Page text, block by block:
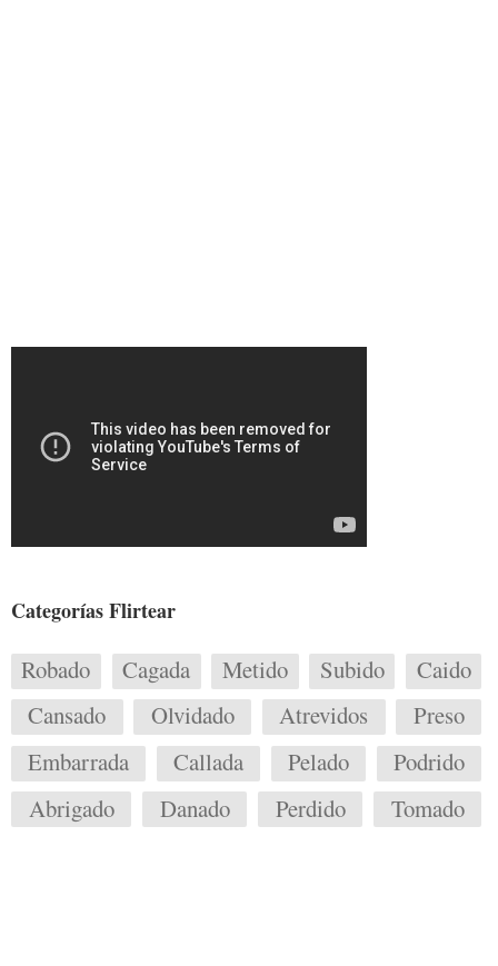
Categorías Flirtear
Robado Cagada Metido Subido
Caido
Cansado
Olvidado Atrevidos
Preso
Embarrada
Callada Pelado
Podrido
Abrigado
Danado Perdido Tomado